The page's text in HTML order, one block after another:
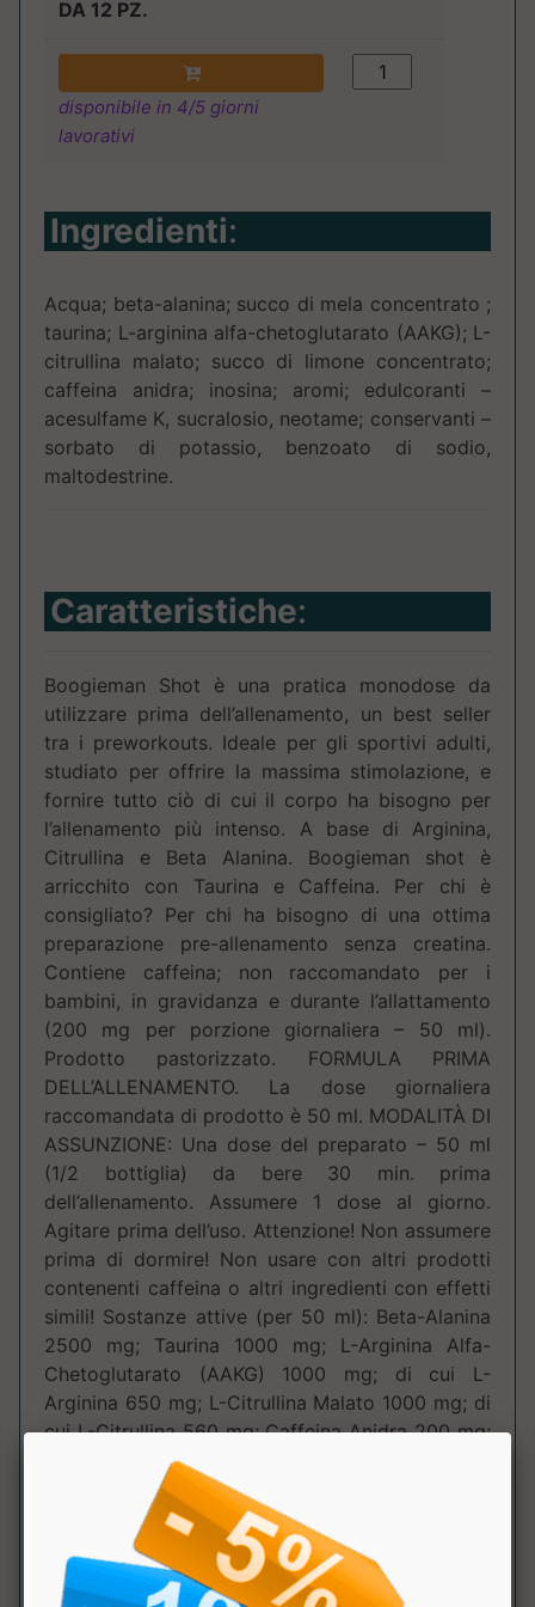
DA 12 PZ.
disponibile in 4/5 giorni
lavorativi
Ingredienti:
Acqua; beta-alanina; succo di mela concentrato ;
taurina; L-arginina alfa-chetoglutarato (AAKG); L-
citrullina malato; succo di limone concentrato;
caffeina anidra; inosina; aromi; edulcoranti –
acesulfame K, sucralosio, neotame; conservanti –
sorbato di potassio, benzoato di sodio,
maltodestrine.
Caratteristiche:
Boogieman Shot è una pratica monodose da
utilizzare prima dell’allenamento, un best seller
tra i preworkouts. Ideale per gli sportivi adulti,
studiato per offrire la massima stimolazione, e
fornire tutto ciò di cui il corpo ha bisogno per
l’allenamento più intenso. A base di Arginina,
Citrullina e Beta Alanina. Boogieman shot è
arricchito con Taurina e Caffeina. Per chi è
consigliato? Per chi ha bisogno di una ottima
preparazione pre-allenamento senza creatina.
Contiene caffeina; non raccomandato per i
bambini, in gravidanza e durante l’allattamento
(200 mg per porzione giornaliera – 50 ml).
Prodotto pastorizzato. FORMULA PRIMA
DELL’ALLENAMENTO. La dose giornaliera
raccomandata di prodotto è 50 ml. MODALITÀ DI
ASSUNZIONE: Una dose del preparato – 50 ml
(1/2 bottiglia) da bere 30 min. prima
dell’allenamento. Assumere 1 dose al giorno.
Agitare prima dell’uso. Attenzione! Non assumere
prima di dormire! Non usare con altri prodotti
contenenti caffeina o altri ingredienti con effetti
simili! Sostanze attive (per 50 ml): Beta-Alanina
2500 mg; Taurina 1000 mg; L-Arginina Alfa-
Chetoglutarato (AAKG) 1000 mg; di cui L-
Arginina 650 mg; L-Citrullina Malato 1000 mg; di
cui L-Citrullina 560 mg; Caffeina Anidra 200 mg;
Inosina 100 mg *Della dose giornaliera
consigliata. AVVERTENZE: Non superare le dosi
giornaliere consigliate. Gli integratori non vanno
intesi come sostituti di una dieta variata ed
equilibrata e di uno stile di vita sano. Non